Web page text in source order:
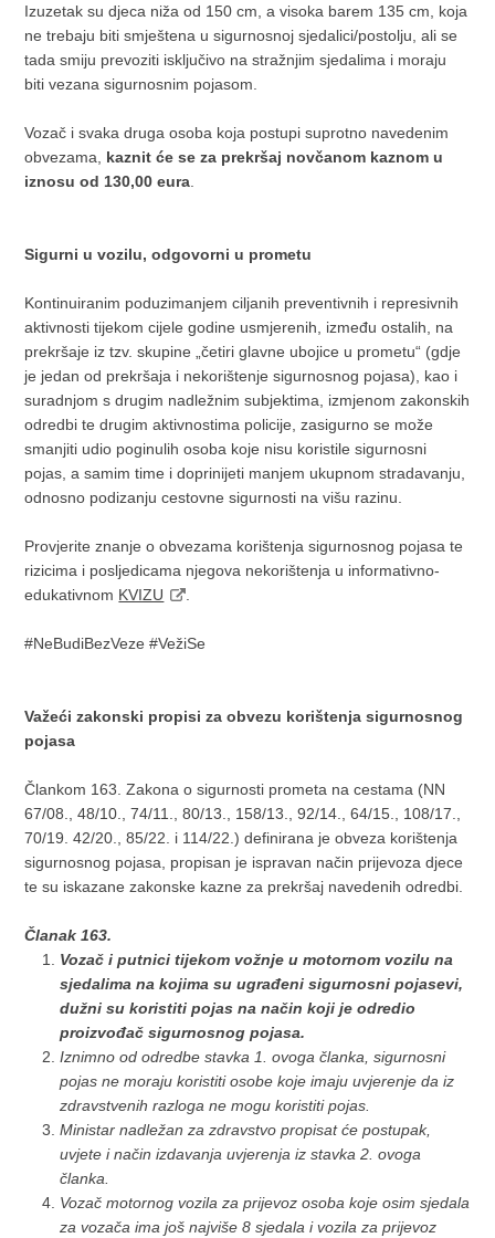
Izuzetak su djeca niža od 150 cm, a visoka barem 135 cm, koja
ne trebaju biti smještena u sigurnosnoj sjedalici/postolju, ali se
tada smiju prevoziti isključivo na stražnjim sjedalima i moraju
biti vezana sigurnosnim pojasom.
Vozač i svaka druga osoba koja postupi suprotno navedenim
obvezama, kaznit će se za prekršaj novčanom kaznom u
iznosu od 130,00 eura.
Sigurni u vozilu, odgovorni u prometu
Kontinuiranim poduzimanjem ciljanih preventivnih i represivnih
aktivnosti tijekom cijele godine usmjerenih, između ostalih, na
prekršaje iz tzv. skupine „četiri glavne ubojice u prometu“ (gdje
je jedan od prekršaja i nekorištenje sigurnosnog pojasa), kao i
suradnjom s drugim nadležnim subjektima, izmjenom zakonskih
odredbi te drugim aktivnostima policije, zasigurno se može
smanjiti udio poginulih osoba koje nisu koristile sigurnosni
pojas, a samim time i doprinijeti manjem ukupnom stradavanju,
odnosno podizanju cestovne sigurnosti na višu razinu.
Provjerite znanje o obvezama korištenja sigurnosnog pojasa te
rizicima i posljedicama njegova nekorištenja u informativno-
edukativnom KVIZU .
#NeBudiBezVeze #VežiSe
Važeći zakonski propisi za obvezu korištenja sigurnosnog
pojasa
Člankom 163. Zakona o sigurnosti prometa na cestama (NN
67/08., 48/10., 74/11., 80/13., 158/13., 92/14., 64/15., 108/17.,
70/19. 42/20., 85/22. i 114/22.) definirana je obveza korištenja
sigurnosnog pojasa, propisan je ispravan način prijevoza djece
te su iskazane zakonske kazne za prekršaj navedenih odredbi.
Članak 163.
Vozač i putnici tijekom vožnje u motornom vozilu na
sjedalima na kojima su ugrađeni sigurnosni pojasevi,
dužni su koristiti pojas na način koji je odredio
proizvođač sigurnosnog pojasa.
Iznimno od odredbe stavka 1. ovoga članka, sigurnosni
pojas ne moraju koristiti osobe koje imaju uvjerenje da iz
zdravstvenih razloga ne mogu koristiti pojas.
Ministar nadležan za zdravstvo propisat će postupak,
uvjete i način izdavanja uvjerenja iz stavka 2. ovoga
članka.
Vozač motornog vozila za prijevoz osoba koje osim sjedala
za vozača ima još najviše 8 sjedala i vozila za prijevoz